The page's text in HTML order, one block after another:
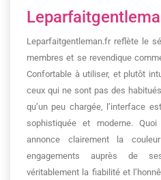
Leparfaitgentleman.fr reflète le
membres et se revendique
Confortable à utiliser, et plutôt
ceux qui ne sont pas des
qu’un peu chargée, l’interface
sophistiquée et moderne.
annonce clairement la
engagements auprès de
véritablement la fiabilité et